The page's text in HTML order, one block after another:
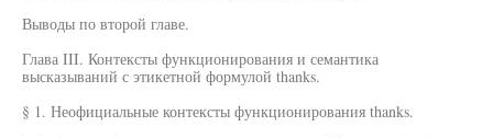
Выводы по второй главе.
Глава III. Контексты функционирования и семантика
высказываний с этикетной формулой thanks.
§ 1. Неофициальные контексты функционирования thanks.